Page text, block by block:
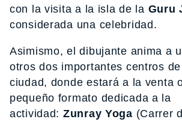
con la visita a la isla de la Guru
considerada una celebridad.
Asimismo, el dibujante anima a
otros dos importantes centros
ciudad, donde estará a la venta
pequeño formato dedicada a la
actividad: Zunray Yoga (Carrer